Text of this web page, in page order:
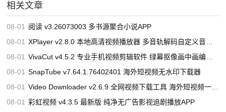
6. 支持克隆系统，可以快速备份和恢复系统。
7. 支持GPT和MBR分区格式的USB闪存驱动器，适用于各
种电脑。
下载地址
蓝奏网盘 蓝奏网盘 蓝奏网盘
您阅读本篇文章共花了： 0小时00分08秒
相关文章
08-01
阅读 v3.26073003 多书源聚合小说APP
08-01 XPlayer v2.8.0 本地高清视频播放器 多音轨解码自定义音效调节软件
08-01 VivaCut v4.5.2 专业手机视频剪辑软件 绿幕抠像画中画编辑工具
08-01 SnapTube v7.64.1.76402401 海外短视频无水印下载器
08-01 Video Downloader v2.6.9 全网视频下载工具 海外短视频一键抓取
08-01 彩虹视频 v4.3.5 最新版 纯净无广告影视追剧播放APP